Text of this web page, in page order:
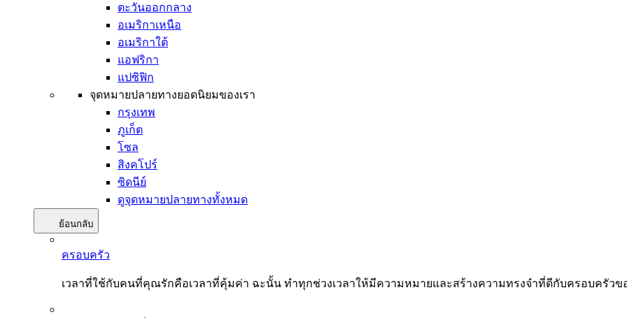
ตะวันออกกลาง
อเมริกาเหนือ
อเมริกาใต้
แอฟริกา
แปซิฟิก
จุดหมายปลายทางยอดนิยมของเรา
กรุงเทพ
ภูเก็ต
โซล
สิงคโปร์
ซิดนีย์
ดูจุดหมายปลายทางทั้งหมด
ย้อนกลับ
ครอบครัว
เวลาที่ใช้กับคนที่คุณรักคือเวลาที่คุ้มค่า ฉะนั้น ทำทุกช่วงเวลาให้มีความหมายและสร้างความทรงจำที่ดีกับครอบครัว